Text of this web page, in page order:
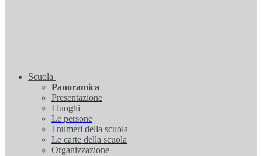
Scuola
Panoramica
Presentazione
I luoghi
Le persone
I numeri della scuola
Le carte della scuola
Organizzazione